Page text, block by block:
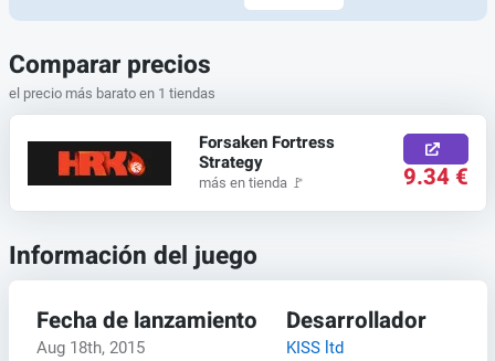
Comparar precios
el precio más barato en 1 tiendas
Forsaken Fortress
Strategy
más en tienda 🚩 9.34 €
Información del juego
Fecha de lanzamiento
Aug 18th, 2015
Desarrollador
KISS ltd